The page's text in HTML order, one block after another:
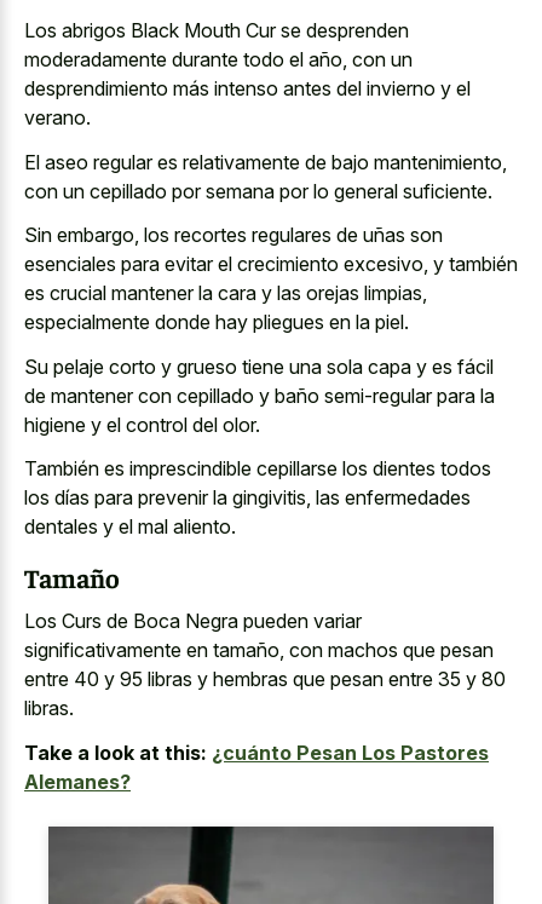
Los abrigos Black Mouth Cur se desprenden
moderadamente durante todo el año, con un
desprendimiento más intenso antes del invierno y el
verano.
El aseo regular es relativamente de bajo mantenimiento,
con un cepillado por semana por lo general suficiente.
Sin embargo, los recortes regulares de uñas son
esenciales para evitar el crecimiento excesivo, y también
es crucial mantener la cara y las orejas limpias,
especialmente donde hay pliegues en la piel.
Su pelaje corto y grueso tiene una sola capa y es fácil
de mantener con cepillado y baño semi-regular para la
higiene y el control del olor.
También es imprescindible cepillarse los dientes todos
los días para prevenir la gingivitis, las enfermedades
dentales y el mal aliento.
Tamaño
Los Curs de Boca Negra pueden variar
significativamente en tamaño, con machos que pesan
entre 40 y 95 libras y hembras que pesan entre 35 y 80
libras.
Take a look at this: ¿cuánto Pesan Los Pastores
Alemanes?